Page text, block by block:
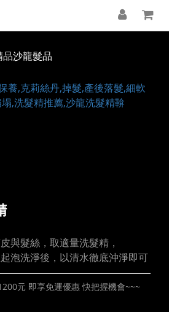
品沙龍髮品
與髮絲，取適量洗髮精，
泡洗淨後，以清水徹底沖淨即可
元 即享免運優惠 快把握機會~~~